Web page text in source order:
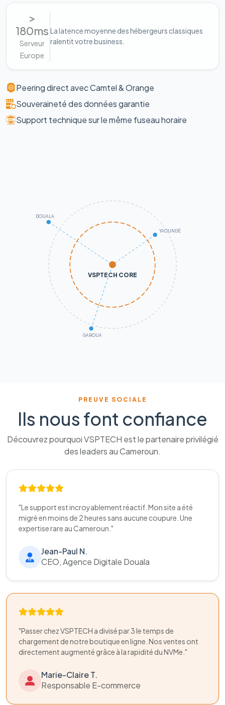
>
180ms
Serveur
Europe
La latence moyenne des hébergeurs classiques
ralentit votre business.
Peering direct avec Camtel & Orange
Souveraineté des données garantie
Support technique sur le même fuseau horaire
VSPTECH CORE
DOUALA
YAOUNDÉ
GAROUA
PREUVE SOCIALE
Ils nous font confiance
Découvrez pourquoi VSPTECH est le partenaire privilégié
des leaders au Cameroun.
"Le support est incroyablement réactif. Mon site a été
migré en moins de 2 heures sans aucune coupure. Une
expertise rare au Cameroun."
Jean-Paul N.
CEO, Agence Digitale Douala
"Passer chez VSPTECH a divisé par 3 le temps de
chargement de notre boutique en ligne. Nos ventes ont
directement augmenté grâce à la rapidité du NVMe."
Marie-Claire T.
Responsable E-commerce